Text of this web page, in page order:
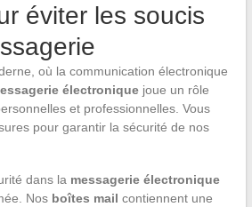
éviter les soucis
où la communication électronique
électroniquejoue un rôle
et professionnelles. Vous
pour garantir la sécurité de nos
dans la messagerie électronique
Nos boîtes mail contiennent une